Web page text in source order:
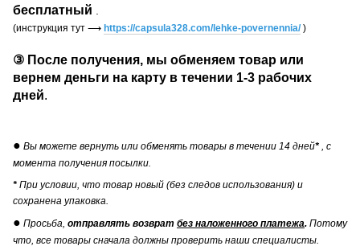
бесплатный
(инструкция тут ⟶ https://capsula328.com/lehke-povernennia/)
③ После получения, мы обменяем товар или
вернем деньги на карту в течении 1-3 рабочих
дней.
● Вы можете вернуть или обменять товары в течении 14 дней* , с
момента получения посылки.
* При условии, что товар новый (без следов использования) и
сохранена упаковка.
● Просьба, отправлять возврат без наложенного платежа. Потому
что, все товары сначала должны проверить наши специалисты.